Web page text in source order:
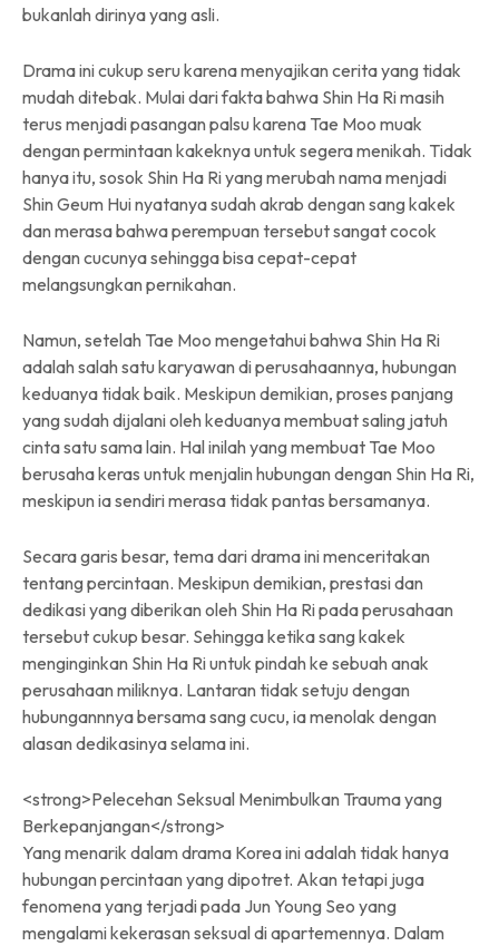
bukanlah dirinya yang asli.
Drama ini cukup seru karena menyajikan cerita yang tidak
mudah ditebak. Mulai dari fakta bahwa Shin Ha Ri masih
terus menjadi pasangan palsu karena Tae Moo muak
dengan permintaan kakeknya untuk segera menikah. Tidak
hanya itu, sosok Shin Ha Ri yang merubah nama menjadi
Shin Geum Hui nyatanya sudah akrab dengan sang kakek
dan merasa bahwa perempuan tersebut sangat cocok
dengan cucunya sehingga bisa cepat-cepat
melangsungkan pernikahan.
Namun, setelah Tae Moo mengetahui bahwa Shin Ha Ri
adalah salah satu karyawan di perusahaannya, hubungan
keduanya tidak baik. Meskipun demikian, proses panjang
yang sudah dijalani oleh keduanya membuat saling jatuh
cinta satu sama lain. Hal inilah yang membuat Tae Moo
berusaha keras untuk menjalin hubungan dengan Shin Ha Ri,
meskipun ia sendiri merasa tidak pantas bersamanya.
Secara garis besar, tema dari drama ini menceritakan
tentang percintaan. Meskipun demikian, prestasi dan
dedikasi yang diberikan oleh Shin Ha Ri pada perusahaan
tersebut cukup besar. Sehingga ketika sang kakek
menginginkan Shin Ha Ri untuk pindah ke sebuah anak
perusahaan miliknya. Lantaran tidak setuju dengan
hubungannnya bersama sang cucu, ia menolak dengan
alasan dedikasinya selama ini.
<strong>Pelecehan Seksual Menimbulkan Trauma yang
Berkepanjangan</strong>
Yang menarik dalam drama Korea ini adalah tidak hanya
hubungan percintaan yang dipotret. Akan tetapi juga
fenomena yang terjadi pada Jun Young Seo yang
mengalami kekerasan seksual di apartemennya. Dalam